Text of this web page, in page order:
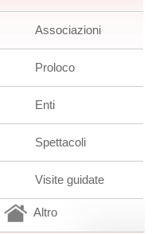
Associazioni
Proloco
Enti
Spettacoli
Visite guidate
Altro